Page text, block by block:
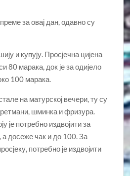
за овај дан, одавно су
и купују. Просјечна цијена
80 марака, док је за одијело
100 марака.
на матурској вечери, ту су
шминка и фризура.
је потребно издвојити за
а досеже чак и до 100. За
потребно је издвојити